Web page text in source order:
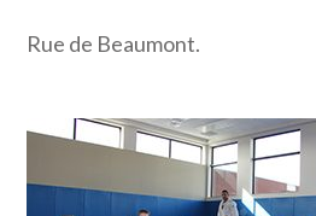
Rue de Beaumont.